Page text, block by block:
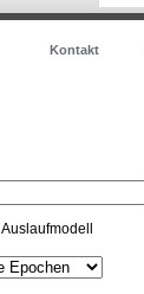
Kontakt
Auslaufmodell